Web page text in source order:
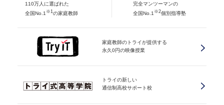
110万人に選ばれた
全国No.1 ※1 の家庭教師
完全マンツーマンの
全国No.1 ※2個別指導塾
家庭教師のトライが提供する
永久0円の映像授業
トライの新しい
通信制高校サポート校